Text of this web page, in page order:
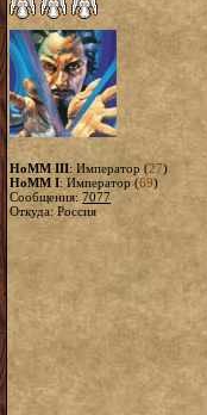
HoMM III: Император (27)
HoMM I: Император (69)
Сообщения: 7077
Откуда: Россия